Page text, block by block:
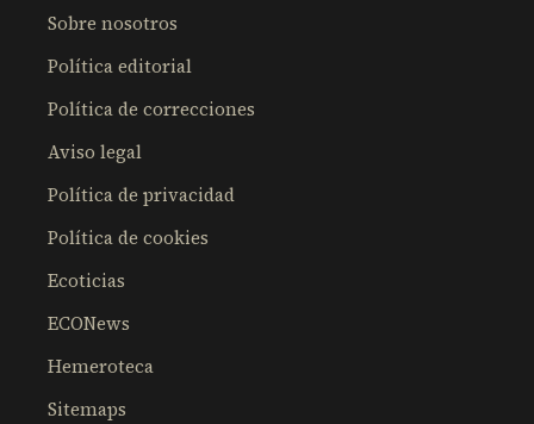
Sobre nosotros
Política editorial
Política de correcciones
Aviso legal
Política de privacidad
Política de cookies
Ecoticias
ECONews
Hemeroteca
Sitemaps